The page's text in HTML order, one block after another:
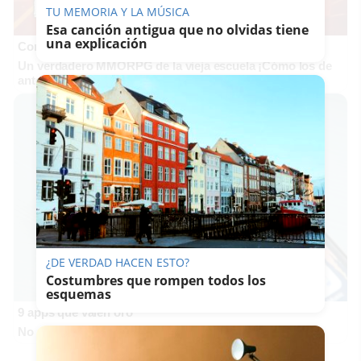
Corepunk MMORPG
Un verdadero MMORPG de la vieja escuela ¡Cómo los de
antes, pero mejor!
9 apps que valen oro
No son populares, pero sí extraordinariamente útiles
TU MEMORIA Y LA MÚSICA
Esa canción antigua que no olvidas tiene
una explicación
¿DE VERDAD HACEN ESTO?
Costumbres que rompen todos los
esquemas